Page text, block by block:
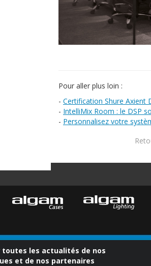
Pour aller plus loin :
- Certification Shure Axient
- IntelliMix Room : le DSP
- Personnalisez votre
toutes les actualités de nos
et de nos partenaires